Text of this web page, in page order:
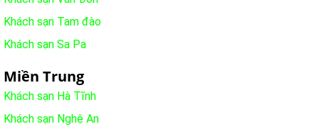
Khách sạn Tam đào
Khách sạn Sa Pa
Miền Trung
Khách sạn Hà Tĩnh
Khách sạn Nghệ An